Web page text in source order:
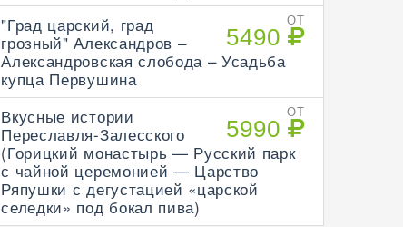
ОТ
5490
"Град царский, град
грозный" Александров –
Александровская слобода – Усадьба
купца Первушина
ОТ
5990
Вкусные истории
Переславля-Залесского
(Горицкий монастырь — Русский парк
с чайной церемонией — Царство
Ряпушки с дегустацией «царской
селедки» под бокал пива)